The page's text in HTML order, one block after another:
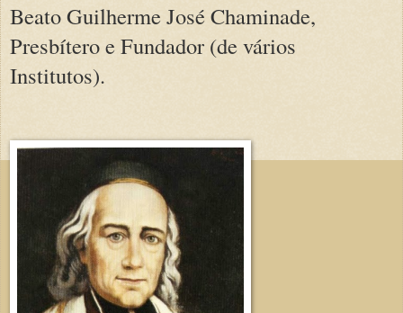
Beato Guilherme José Chaminade,
Presbítero e Fundador (de vários
Institutos).